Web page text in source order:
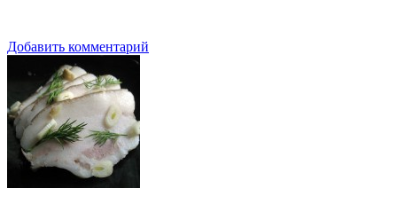
Добавить комментарий